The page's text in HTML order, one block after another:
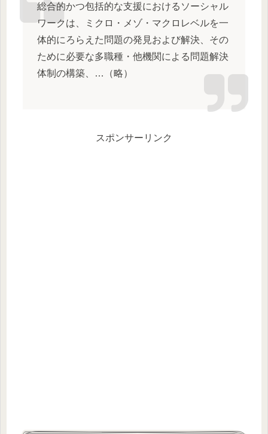
総合的かつ包括的な支援におけるソーシャル
ワークは、ミクロ・メゾ・マクロレベルを一
体的にろらえた問題の発見および解決、その
ために必要な多職種・他機関による問題解決
体制の構築、…（略）
スポンサーリンク